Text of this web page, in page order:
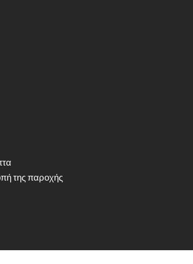
της παροχής